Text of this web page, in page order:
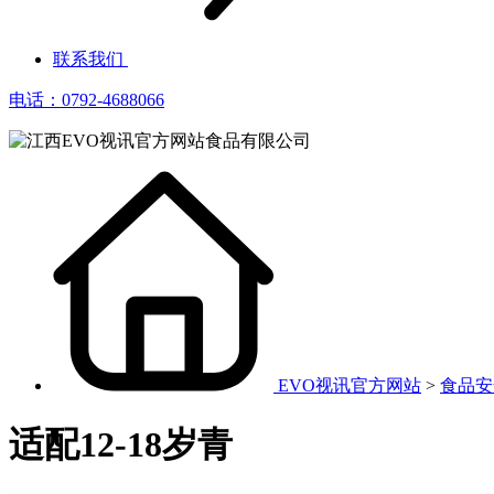
联系我们
电话：0792-4688066
EVO视讯官方网站 > 食品
适配12-18岁青